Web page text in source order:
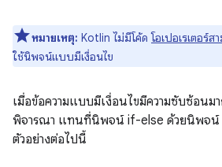
หมายเหตุ: Kotlin ไม่มีโค้ดโอเปอเรเตอร์ส
ใช้นิพจน์แบบมีเงื่อนไข
เมื่อข้อความแบบมีเงื่อนไขมีความซับซ้อน
พิจารณา แทนที่นิพจน์ if-else ด้วยนิพจน์
ตัวอย่างต่อไปนี้